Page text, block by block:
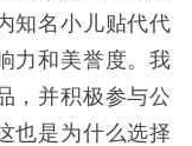
知名小儿贴代代
力和美誉度。我
，并积极参与公
也是为什么选择